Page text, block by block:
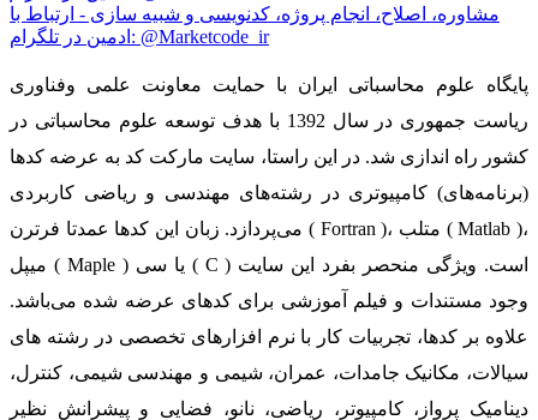
مشاوره، اصلاح، انجام پروژه، کدنویسی و شبیه سازی - ارتباط با
ادمین در تلگرام: @Marketcode_ir
پایگاه علوم محاسباتی ایران با حمایت معاونت علمی وفناوری
ریاست جمهوری در سال 1392 با هدف توسعه علوم محاسباتی در
کشور راه اندازی شد. در این راستا، سایت مارکت کد به عرضه کدها
(برنامه‌های) کامپیوتری در رشته‌های مهندسی و ریاضی کاربردی
می‌پردازد. زبان این کدها عمدتا فرترن ( Fortran )، متلب ( Matlab )،
میپل ( Maple ) یا سی ( C ) است. ویژگی منحصر بفرد این سایت
وجود مستندات و فیلم آموزشی برای کدهای عرضه شده می‌باشد.
علاوه بر کدها، تجربیات کار با نرم افزارهای تخصصی در رشته های
سیالات، مکانیک جامدات، عمران، شیمی و مهندسی شیمی، کنترل،
دینامیک پرواز، کامپیوتر، ریاضی، نانو، فضایی و پیشرانش نظیر